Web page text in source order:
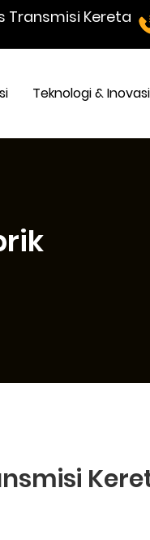
Transmisi Kereta
Teknologi & Inovasi